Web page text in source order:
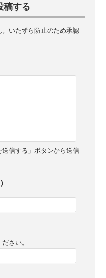
稿する
。いたずら防止のため承認
信する」ボタンから送信
さい。